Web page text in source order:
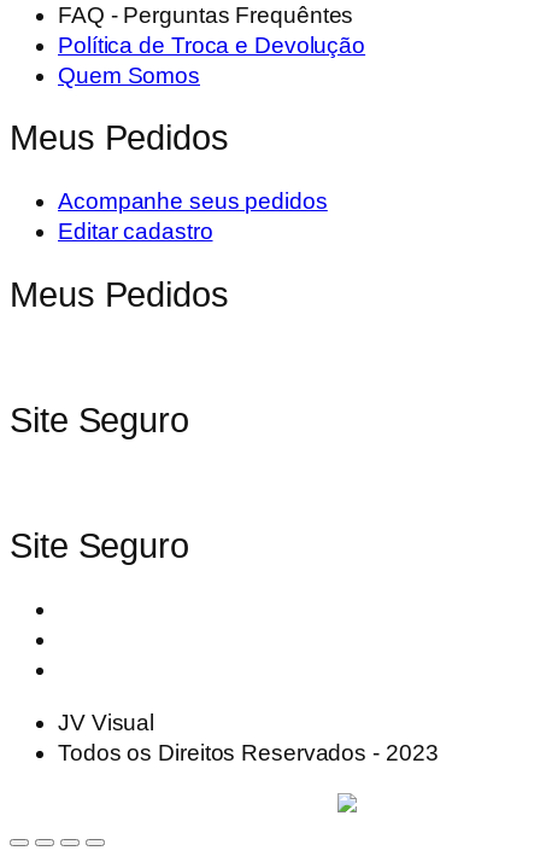
FAQ - Perguntas Frequêntes
Política de Troca e Devolução
Quem Somos
Meus Pedidos
Acompanhe seus pedidos
Editar cadastro
Meus Pedidos
Site Seguro
Site Seguro
JV Visual
Todos os Direitos Reservados - 2023